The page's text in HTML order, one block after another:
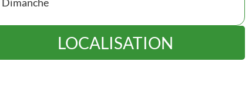
LOCALISATION